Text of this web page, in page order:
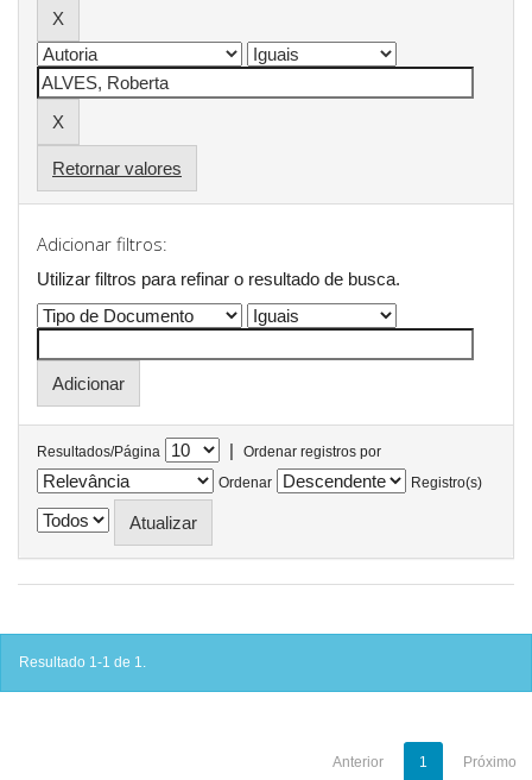
Retornar valores
Adicionar filtros:
Utilizar filtros para refinar o resultado de busca.
Resultados/Página |
Ordenar registros por
Ordenar
Registro(s)
Resultado 1-1 de 1.
Anterior 1 Próximo